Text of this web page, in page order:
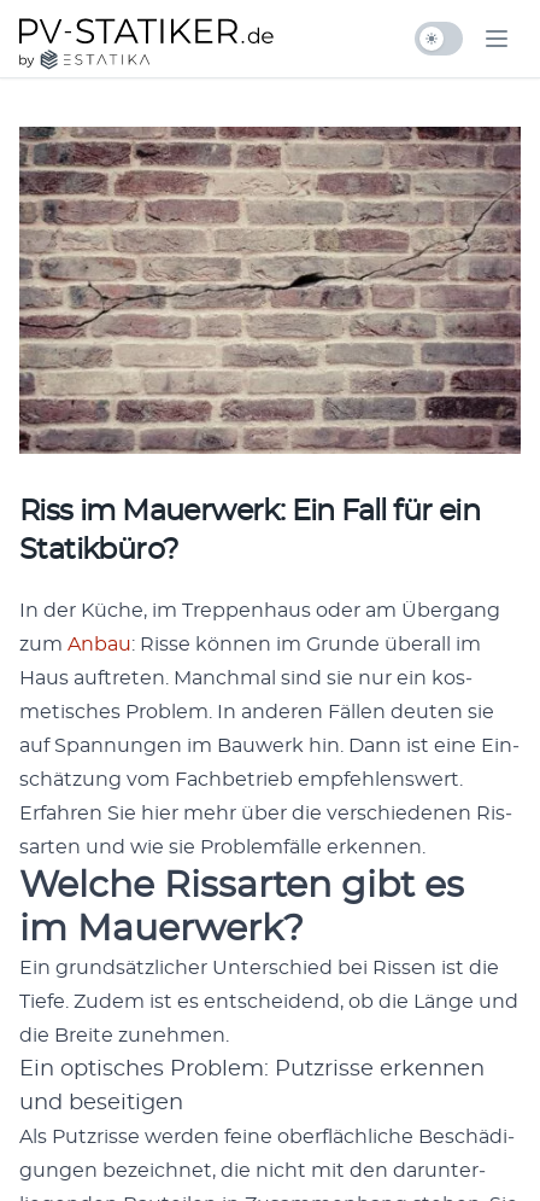
pv-statiker.de by ESTATIKA
Riss im Mauerwerk: Ein Fall für ein
Statikbüro?
In der Küche, im Trep­pen­haus oder am Über­gang
zum Anbau: Risse kön­nen im Grunde über­all im
Haus auftreten. Manch­mal sind sie nur ein kos­
metis­ches Prob­lem. In anderen Fällen deuten sie
auf Span­nun­gen im Bauw­erk hin. Dann ist eine Ein­
schätzung vom Fach­be­trieb empfehlenswert.
Erfahren Sie hier mehr über die ver­schiede­nen Ris­
sarten und wie sie Prob­lem­fälle erken­nen.
Welche Rissarten gibt es
im Mauerwerk?
Ein grund­sät­zlich­er Unter­schied bei Ris­sen ist die
Tiefe. Zudem ist es entschei­dend, ob die Länge und
die Bre­ite zunehmen.
Ein optisches Problem: Putzrisse erkennen
und beseitigen
Als Putzrisse wer­den feine ober­fläch­liche Beschädi­
gun­gen beze­ich­net, die nicht mit den darun­ter­